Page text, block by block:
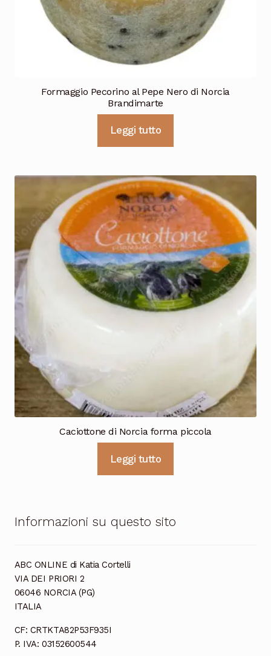
Formaggio Pecorino al Pepe Nero di Norcia
Brandimarte
Leggi tutto
Caciottone di Norcia forma piccola
Leggi tutto
Informazioni su questo sito
ABC ONLINE di Katia Cortelli
VIA DEI PRIORI 2
06046 NORCIA (PG)
ITALIA
CF: CRTKTA82P53F935I
P. IVA: 03152600544